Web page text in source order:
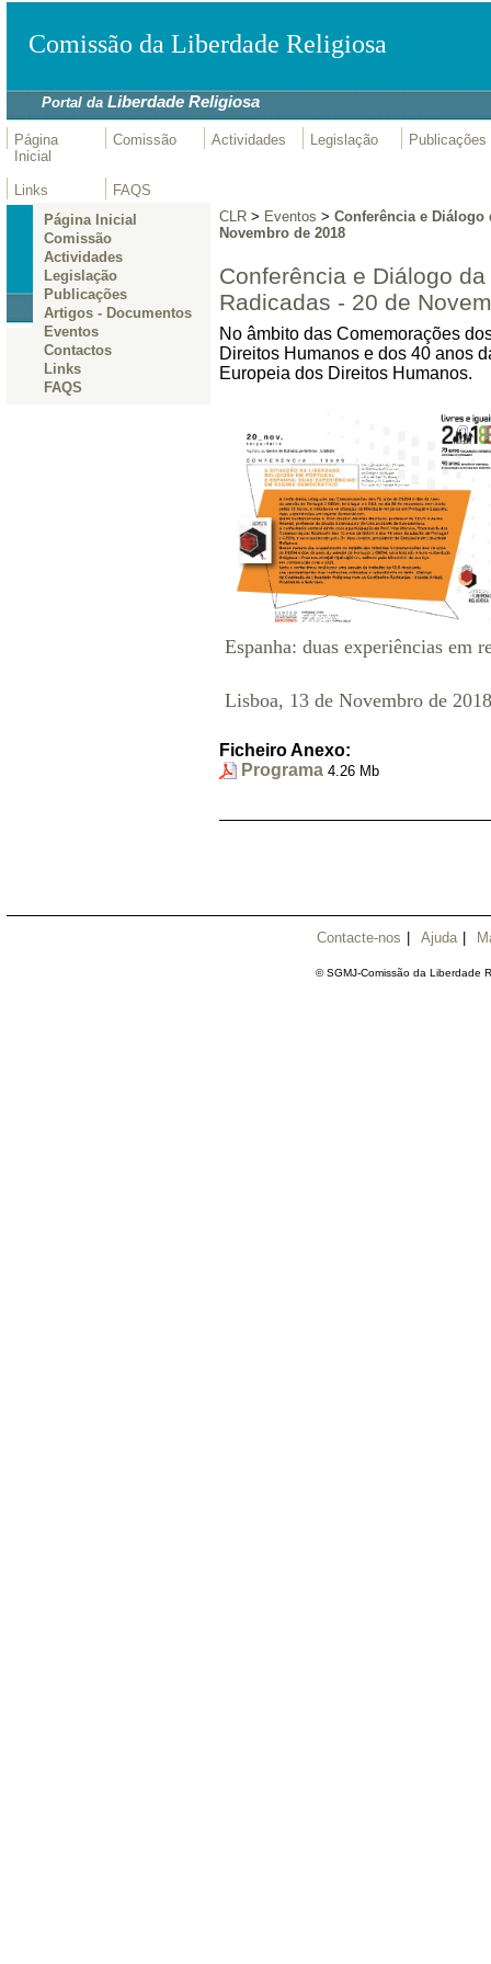
Comissão da Liberdade Religiosa
Portal daLiberdade Religiosa
Página
Inicial
Comissão Actividades Legislação Publicações
Links
FAQS
Página Inicial
Comissão
Actividades
Legislação
Publicações
Artigos - Documentos
Eventos
Contactos
Links
FAQS
CLR> Eventos > Conferência e Diálogo
Novembro de 2018
Conferência e Diálogo
Radicadas - 20 de
No âmbito das Comemorações
Direitos Humanos e dos 40 anos
Europeia dos Direitos Humanos.
Espanha: duas experiências em
Lisboa, 13 de Novembro de 2018
Ficheiro Anexo:
Programa 4.26 Mb
Contacte-nos | Ajuda |
© SGMJ-Comissão da Liberdade